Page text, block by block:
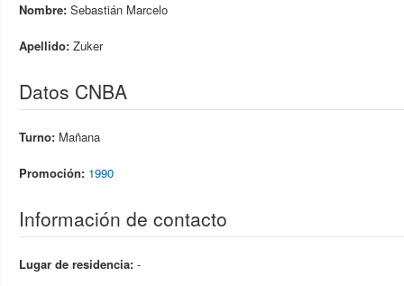
Nombre: Sebastián Marcelo
Apellido: Zuker
Datos CNBA
Turno: Mañana
Promoción: 1990
Información de contacto
Lugar de residencia: -